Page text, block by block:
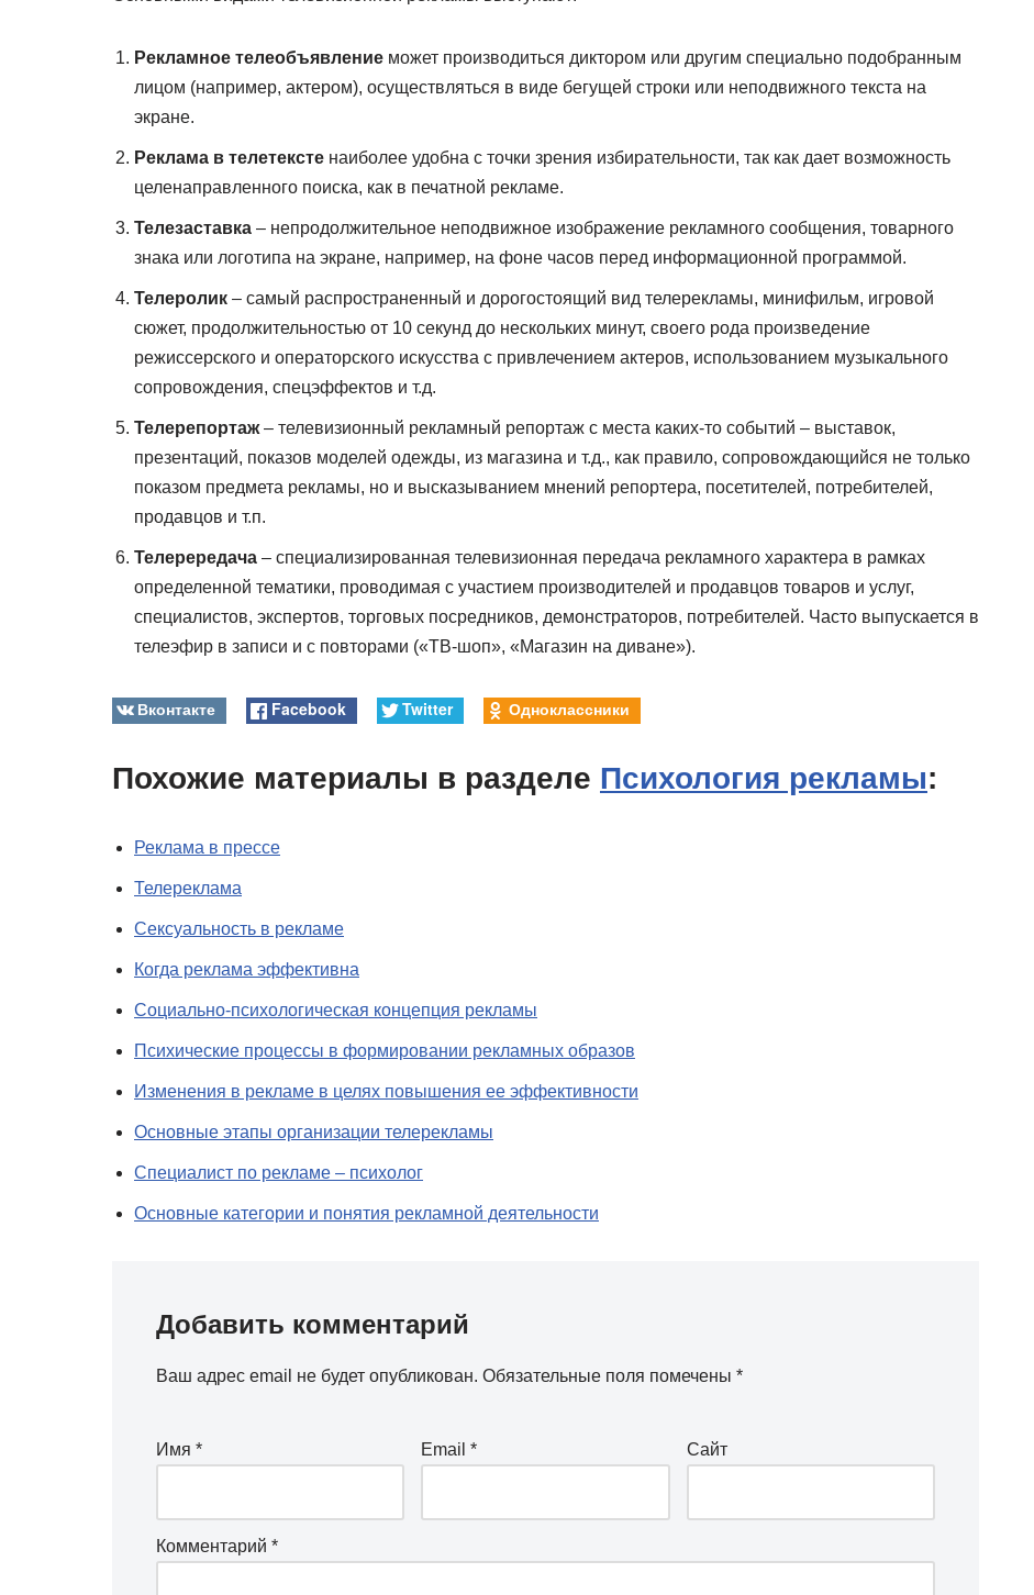
Рекламное телеобъявление может производиться диктором или другим специально подобранным
лицом (например, актером), осуществляться в виде бегущей строки или неподвижного текста на
экране.
Реклама в телетексте наиболее удобна с точки зрения избирательности, так как дает возможность
целенаправленного поиска, как в печатной рекламе.
Телезаставка – непродолжительное неподвижное изображение рекламного сообщения, товарного
знака или логотипа на экране, например, на фоне часов перед информационной программой.
Телеролик – самый распространенный и дорогостоящий вид телерекламы, минифильм, игровой
сюжет, продолжительностью от 10 секунд до нескольких минут, своего рода произведение
режиссерского и операторского искусства с привлечением актеров, использованием музыкального
сопровождения, спецэффектов и т.д.
Телерепортаж– телевизионный рекламный репортаж с места каких-то событий – выставок,
презентаций, показов моделей одежды, из магазина и т.д., как правило, сопровождающийся не только
показом предмета рекламы, но и высказыванием мнений репортера, посетителей, потребителей,
продавцов и т.п.
Телерередача – специализированная телевизионная передача рекламного характера в рамках
определенной тематики, проводимая с участием производителей и продавцов товаров и услуг,
специалистов, экспертов, торговых посредников, демонстраторов, потребителей. Часто выпускается в
телеэфир в записи и с повторами («ТВ-шоп», «Магазин на диване»).
Вконтакте Facebook Twitter Одноклассники
Похожие материалы в разделе Психология рекламы:
Реклама в прессе
Телереклама
Сексуальность в рекламе
Когда реклама эффективна
Социально-психологическая концепция рекламы
Психические процессы в формировании рекламных образов
Изменения в рекламе в целях повышения ее эффективности
Основные этапы организации телерекламы
Специалист по рекламе – психолог
Основные категории и понятия рекламной деятельности
Добавить комментарий
Ваш адрес email не будет опубликован. Обязательные поля помечены *
Имя * Email* Сайт
Комментарий *